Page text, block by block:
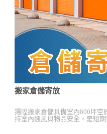
搬家倉儲寄放
揚陞搬家倉儲具備室內800坪空
持室內通風與物品安全，是短期